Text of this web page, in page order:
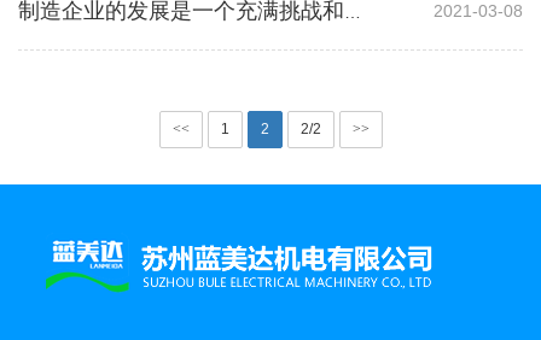
2021-03-08
<< 1 2 2/2 >>